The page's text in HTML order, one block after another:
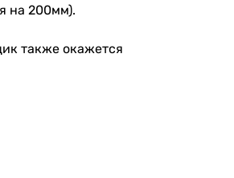
на 200мм).
также окажется